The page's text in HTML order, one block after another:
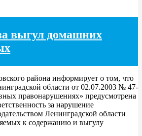
выгул домашних
района информирует о том, что
области от 02.07.2003 № 47-
правонарушениях» предусмотрена
за нарушение
Ленинградской области
к содержанию и выгулу